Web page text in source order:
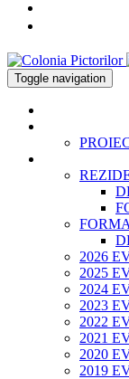
Toggle navigation
2026
2025
2024
2023
2022
2021
2020
2019